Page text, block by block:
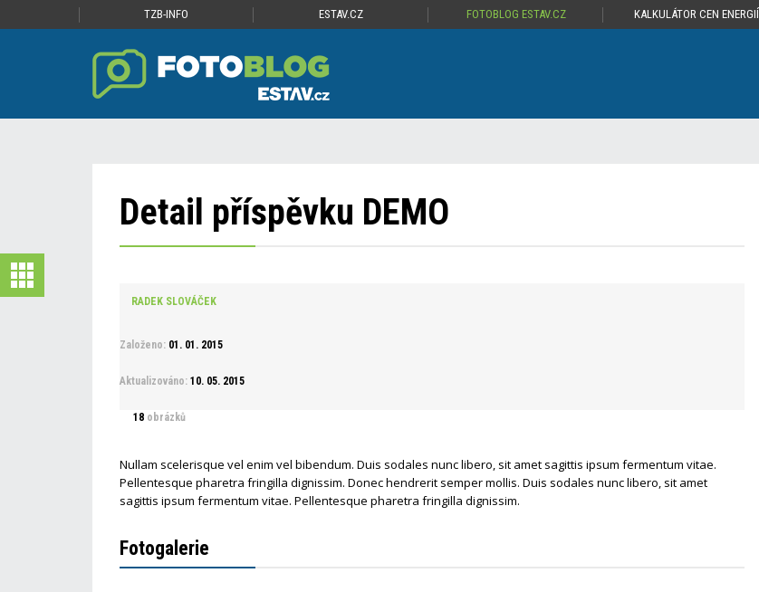
TZB-INFO ESTAV.CZ FOTOBLOG ESTAV.CZ KALKULÁTOR CEN ENERGIÍ
Detail příspěvku DEMO
RADEK SLOVÁČEK
Založeno: 01. 01. 2015
Aktualizováno: 10. 05. 2015
18 obrázků
Nullam scelerisque vel enim vel bibendum. Duis sodales nunc libero, sit amet sagittis ipsum fermentum vitae.
Pellentesque pharetra fringilla dignissim. Donec hendrerit semper mollis. Duis sodales nunc libero, sit amet
sagittis ipsum fermentum vitae. Pellentesque pharetra fringilla dignissim.
Fotogalerie